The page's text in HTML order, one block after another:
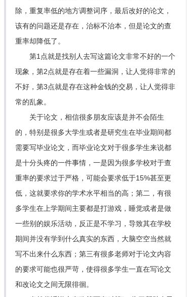
除，重复率低的地方调整词序，最后改好的论文，
该有的问题还是存在，治标不治本，但是论文的查
重率却降低了。
第1点就是找别人去写这篇论文非常不好的一个
现象，第2点就是存在着一些漏洞，让人觉得非常的
不好，第3点就是存在这种金钱的交易，让人觉得非
常的乱象。
关于论文，相信很多朋友应该是并不会陌生
的，特别是很多大学生或者是研究生在毕业期间都
需要写毕业论文，而毕业论文对于很多学生来说都
是十分头疼的一件事情，一是因为很多学校对于查
重率的要求过于严格，可能会要求低于15%甚至更
低，这就要求你的学术水平相当的高；第二，有很
多学生在上学期间主要都是打游戏，睡觉或者是做
一些别的娱乐活动，反正是不学习，导致其在学校
期间并没有学到什么真实的东西，大脑空空当然就
写不出来什么东西；第三有很多老师对于论文内容
的要求可能也很严苛，使得很多学生一直在写论文
和改论文之间无限徘徊。